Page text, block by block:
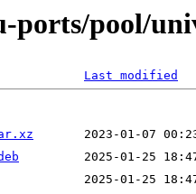
ports/pool/
Last modified